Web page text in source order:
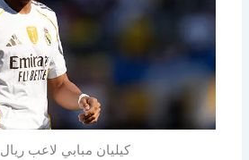
كيليان مبابي لاعب